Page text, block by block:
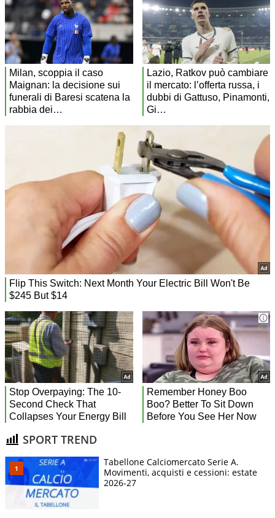
SPORT TREND
Tabellone Calciomercato Serie A.
Movimenti, acquisti e cessioni: estate
2026-27